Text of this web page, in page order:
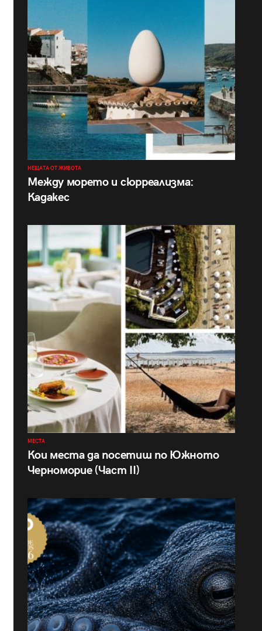
НЕЩАТА ОТ ЖИВОТА
Между морето и сюрреализма:
Кадакес
МЕСТА
Кои места да посетиш по Южното
Черноморие (Част II)